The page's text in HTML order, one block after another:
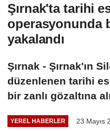
Şırnak'ta tarihi
operasyonunda
yakalandı
Şırnak - Şırnak'ın
düzenlenen tarihi
bir zanlı gözaltına
YEREL HABERLER 23 Mayıs